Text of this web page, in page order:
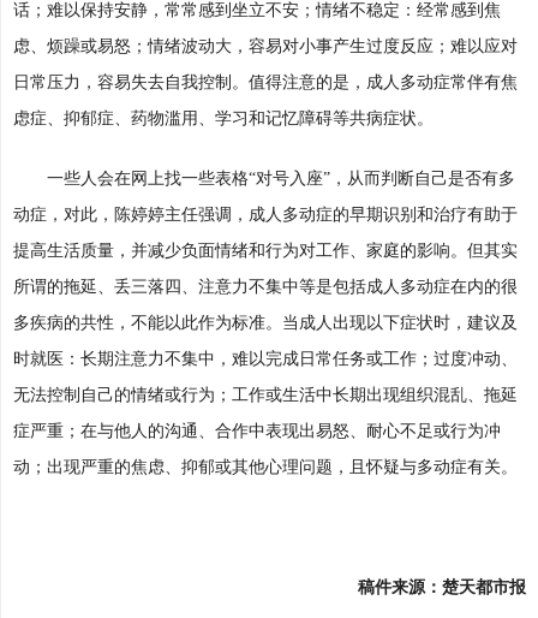
话；难以保持安静，常常感到坐立不安；情绪不稳定：经常感到焦
虑、烦躁或易怒；情绪波动大，容易对小事产生过度反应；难以应对
日常压力，容易失去自我控制。值得注意的是，成人多动症常伴有焦
虑症、抑郁症、药物滥用、学习和记忆障碍等共病症状。
一些人会在网上找一些表格“对号入座”，从而判断自己是否有多
动症，对此，陈婷婷主任强调，成人多动症的早期识别和治疗有助于
提高生活质量，并减少负面情绪和行为对工作、家庭的影响。但其实
所谓的拖延、丢三落四、注意力不集中等是包括成人多动症在内的很
多疾病的共性，不能以此作为标准。当成人出现以下症状时，建议及
时就医：长期注意力不集中，难以完成日常任务或工作；过度冲动、
无法控制自己的情绪或行为；工作或生活中长期出现组织混乱、拖延
症严重；在与他人的沟通、合作中表现出易怒、耐心不足或行为冲
动；出现严重的焦虑、抑郁或其他心理问题，且怀疑与多动症有关。
稿件来源：楚天都市报